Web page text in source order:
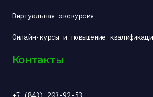
Виртуальная экскурсия
Онлайн-курсы и повышение
Контакты
+7 (843) 203-92-53